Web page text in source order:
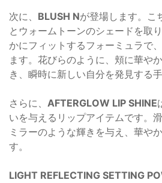
次に、 BLUSH Nが登場します。こ
とウォームトーンのシェードを取
かにフィットするフォーミュラで
ます。花びらのように、頬に華や
き、瞬時に新しい自分を発見する
さらに、 AFTERGLOW LIP SHINE
いを与えるリップアイテムです。
ミラーのような輝きを与え、華や
す。
LIGHT REFLECTING SETTING